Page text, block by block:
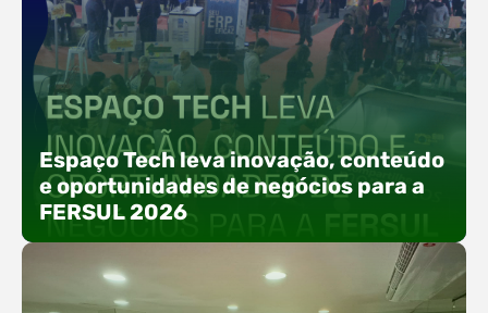
Com o objetivo de impulsionar a produtividade, a
presença digital e a gestão nas empresas do
Alto Vale, o Núcleo de Tecnologia da Informação
(NIAVI), Polo ACATE-ACIRS, realiza a edição
2026 do Workshop NIAVI. O evento foi
em três encontros práticos ao longo dos meses
de setembro e outubro,…
Espaço Tech leva inovação, conteúdo
e oportunidades de negócios para a
FERSUL 2026